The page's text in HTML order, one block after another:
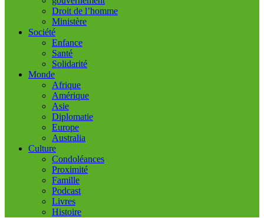
Droit de l’homme
Ministère
Société
Enfance
Santé
Solidarité
Monde
Afrique
Amérique
Asie
Diplomatie
Europe
Australia
Culture
Condoléances
Proximité
Famille
Podcast
Livres
Histoire